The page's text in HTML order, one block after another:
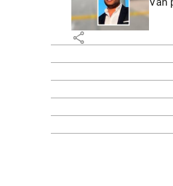
share